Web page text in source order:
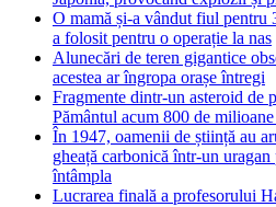
O mamă și-a vândut fiul pentru
a folosit pentru o operație la nas
Alunecări de teren gigantice
acestea ar îngropa orașe întregi
Fragmente dintr-un asteroid de
Pământul acum 800 de
În 1947, oamenii de știință au
gheață carbonică într-un uragan
întâmpla
Lucrarea finală a profesorului